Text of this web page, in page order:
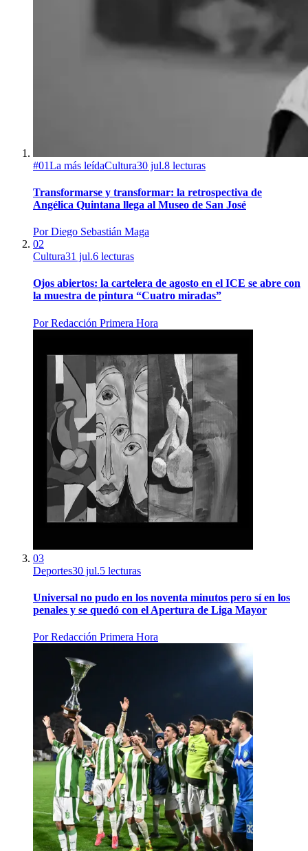
#01La más leídaCultura30 jul.8 lecturas
Transformarse y transformar: la retrospectiva de
Angélica Quintana llega al Museo de San José
PorDiego Sebastián Maga
02
Cultura31 jul.6 lecturas
Ojos abiertos: la cartelera de agosto en el ICE se abre con
la muestra de pintura “Cuatro miradas”
PorRedacción Primera Hora
03
Deportes30 jul.5 lecturas
Universal no pudo en los noventa minutos pero sí en los
penales y se quedó con el Apertura de Liga Mayor
PorRedacción Primera Hora